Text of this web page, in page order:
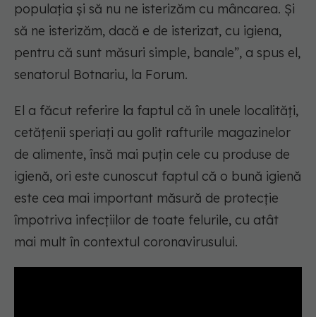
populația și să nu ne isterizăm cu mâncarea. Și
să ne isterizăm, dacă e de isterizat, cu igiena,
pentru că sunt măsuri simple, banale”, a spus el,
senatorul Botnariu, la Forum.
El a făcut referire la faptul că în unele localități,
cetățenii speriați au golit rafturile magazinelor
de alimente, însă mai puțin cele cu produse de
igienă, ori este cunoscut faptul că o bună igienă
este cea mai important măsură de protecție
împotriva infecțiilor de toate felurile, cu atât
mai mult în contextul coronavirusului.